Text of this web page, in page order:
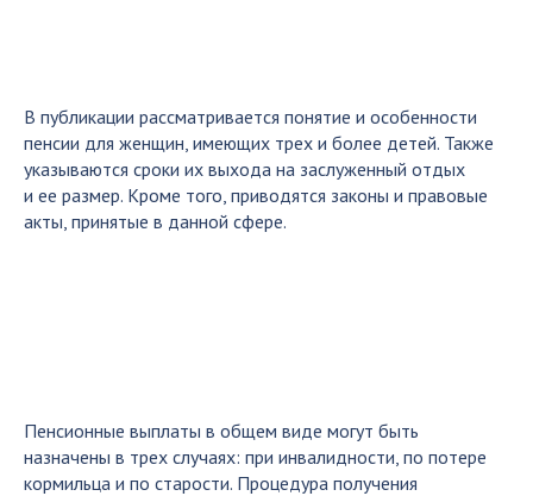
В публикации рассматривается понятие и особенности
пенсии для женщин, имеющих трех и более детей. Также
указываются сроки их выхода на заслуженный отдых
и ее размер. Кроме того, приводятся законы и правовые
акты, принятые в данной сфере.
Пенсионные выплаты в общем виде могут быть
назначены в трех случаях: при инвалидности, по потере
кормильца и по старости. Процедура получения